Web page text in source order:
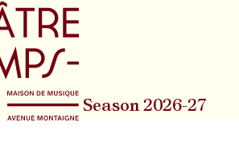
Go to content
Season 2026-27